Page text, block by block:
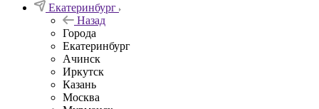
Екатеринбург
Назад
Города
Екатеринбург
Ачинск
Иркутск
Казань
Москва